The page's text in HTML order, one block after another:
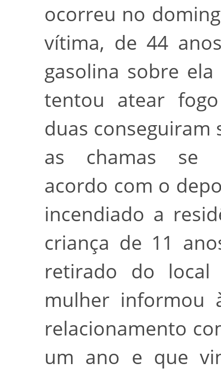
ocorreu no
vítima, de 44
gasolina sobre
tentou atear
duas
as chamas se
acordo com o
incendiado a
criança de 11
retirado do
mulher informou
relacionamento
um ano e que